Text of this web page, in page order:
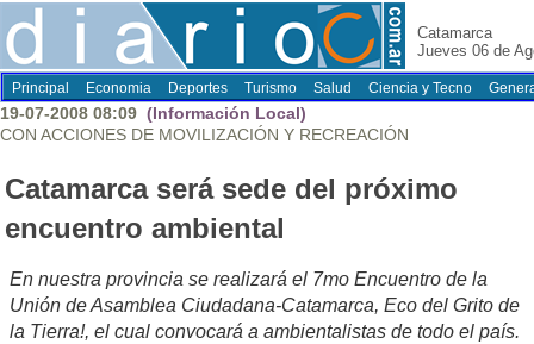
Catamarca
Jueves 06 de
Principal Economia Deportes Turismo Salud Ciencia y Tecno
19-07-2008 08:09 (Información Local)
CON ACCIONES DE MOVILIZACIÓN Y RECREACIÓN
Catamarca será sede del próximo
encuentro ambiental
En nuestra provincia se realizará el 7mo Encuentro de la
Unión de Asamblea Ciudadana-Catamarca, Eco del Grito de
la Tierra!, el cual convocará a ambientalistas de todo el país.